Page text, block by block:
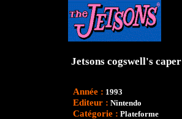
Jetsons cogswell's caper
Année : 1993
Editeur : Nintendo
Catégorie : Plateforme